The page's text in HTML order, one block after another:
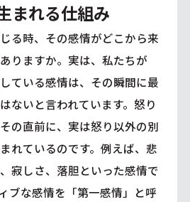
まれる仕組み
る時、その感情がどこから来
りますか。実は、私たちが
ている感情は、その瞬間に最
ないと言われています。怒り
の直前に、実は怒り以外の別
れているのです。例えば、悲
寂しさ、落胆といった感情で
ブな感情を「第一感情」と呼